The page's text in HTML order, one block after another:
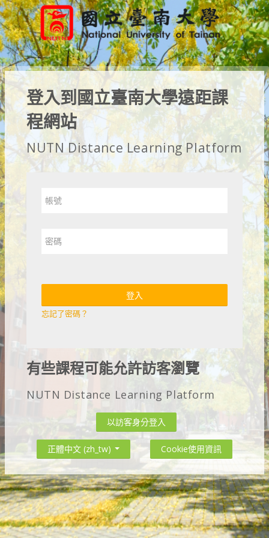
跳至主內容
登入到國立臺南大學遠距課
程網站
登入
忘記了密碼？
有些課程可能允許訪客瀏覽
以訪客身分登入
正體中文 ‎(zh_tw)‎ Cookie使用資訊